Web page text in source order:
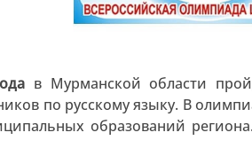
в Мурманской области
по русскому языку. В
образований